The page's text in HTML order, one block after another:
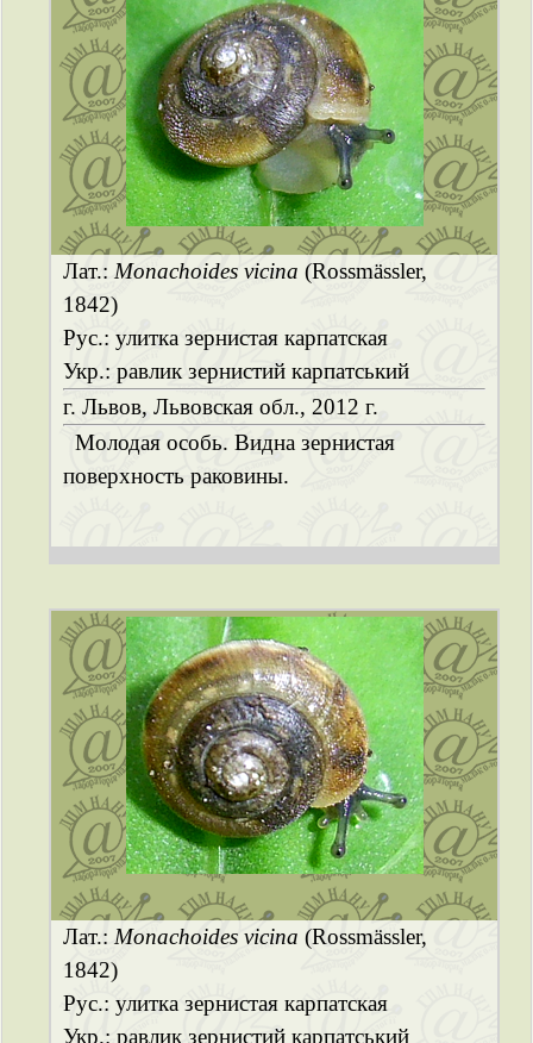
Лат.: Monachoides vicina (Rossmässler,
1842)
Рус.: улитка зернистая карпатская
Укр.: равлик зернистий карпатський
г. Львов, Львовская обл., 2012 г.
Молодая особь. Видна зернистая
поверхность раковины.
Лат.: Monachoides vicina (Rossmässler,
1842)
Рус.: улитка зернистая карпатская
Укр.: равлик зернистий карпатський